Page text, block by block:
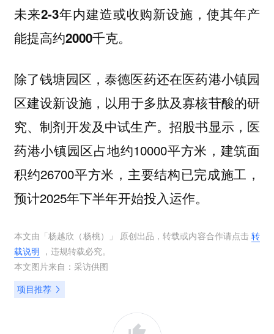
未来2-3年内建造或收购新设施，使其年产
能提高约2000千克。
除了钱塘园区，泰德医药还在医药港小镇园
区建设新设施， 以用于多肽及寡核苷酸的研
究、制剂开发及中试生产。招股书显示，医
药港小镇园区占地约10000平方米，建筑面
积约26700平方米，主要结构已完成施工，
预计2025年下半年开始投入运作。
本文由「杨越欣（杨桃） 」 原创出品，转载或内容合作请点击转
载说明 ，违规转载必究。
本文图片来自： 采访供图
项目推荐